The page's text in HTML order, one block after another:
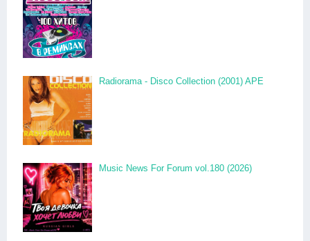
Radiorama - Disco Collection (2001) APE
Music News For Forum vol.180 (2026)